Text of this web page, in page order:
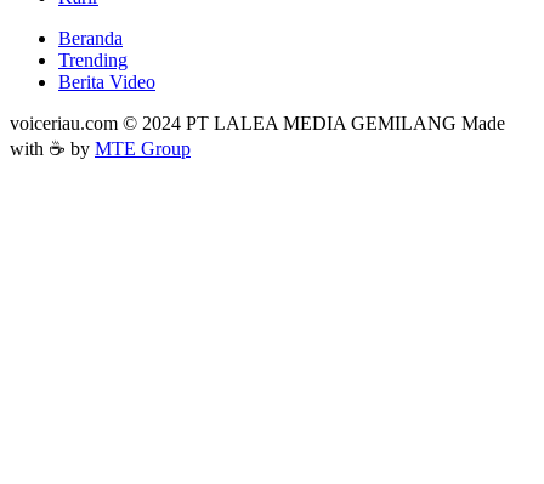
Beranda
Trending
Berita Video
voiceriau.com © 2024 PT LALEA MEDIA GEMILANG Made
with ☕ by MTE Group